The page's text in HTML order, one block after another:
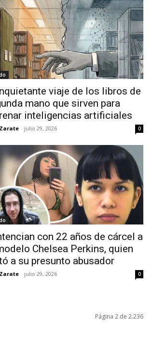
viaje de los libros de
mano que sirven para
inteligencias artificiales
- julio 29, 2026 0
con 22 años de cárcel a
Chelsea Perkins, quien
a su presunto abusador
- julio 29, 2026 0
Página 2 de 2.236